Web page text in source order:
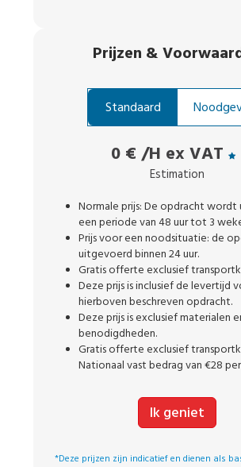
Prijzen &
Standaard
0 € /H ex VAT
Estimation
Normale prijs: De opdracht
een periode van 48 uur tot 3
Prijs voor een noodsituatie: de
uitgevoerd binnen 24 uur.
Gratis offerte exclusief
Deze prijs is inclusief de levertijd
hierboven beschreven opdracht.
Deze prijs is exclusief materialen
benodigdheden.
Gratis offerte exclusief
Nationaal vast bedrag van €28
Ik geniet
*Deze prijzen zijn indicatief en dienen als